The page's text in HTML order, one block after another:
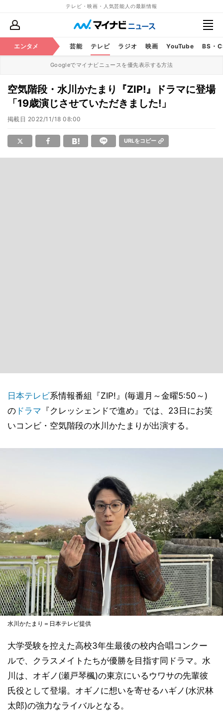
テレビ・映画・人気芸能人の最新情報
エンタメ 芸能 テレビ ラジオ 映画 YouTube BS・
Googleでマイナビニュースを優先表示する方法
空気階段・水川かたまり『ZIP!』ドラマに登場
「19歳演じさせていただきました!」
掲載日 2022/11/18 08:00
URLをコピー
日本テレビ系情報番組『ZIP!』(毎週月～金曜5:50～)
の ドラマ 『クレッシェンドで進め』では、23日にお笑
いコンビ・空気階段の水川かたまりが出演する。
水川かたまり＝日本テレビ提供
大学受験を控えた高校3年生最後の校内合唱コンクー
ルで、クラスメイトたちが優勝を目指す同ドラマ。水
川は、オギノ(瀬戸琴楓)の東京にいるウワサの先輩彼
氏役として登場。オギノに想いを寄せるハギノ(水沢林
太郎)の強力なライバルとなる。